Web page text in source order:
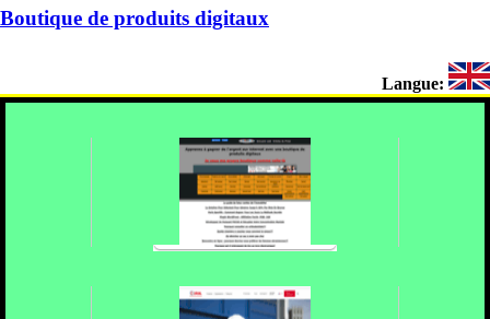
Boutique de produits digitaux
Langue: